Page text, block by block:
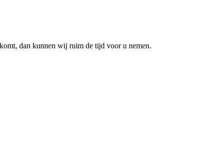
dan kunnen wij ruim de tijd voor u nemen.